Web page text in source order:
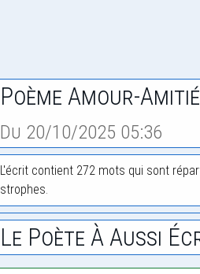
Poème Amour-Amitié
Du 20/10/2025 05:36
L'écrit contient 272 mots qui sont
strophes.
Le Poète À Aussi